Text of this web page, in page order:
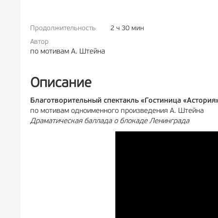
Продолжительность
2 ч 30 мин
Автор
по мотивам А. Штейна
Описание
Благотворительный спектакль «Гостиница
по мотивам одноименного произведения А. Штейна
Драматическая баллада о блокаде Ленинграда